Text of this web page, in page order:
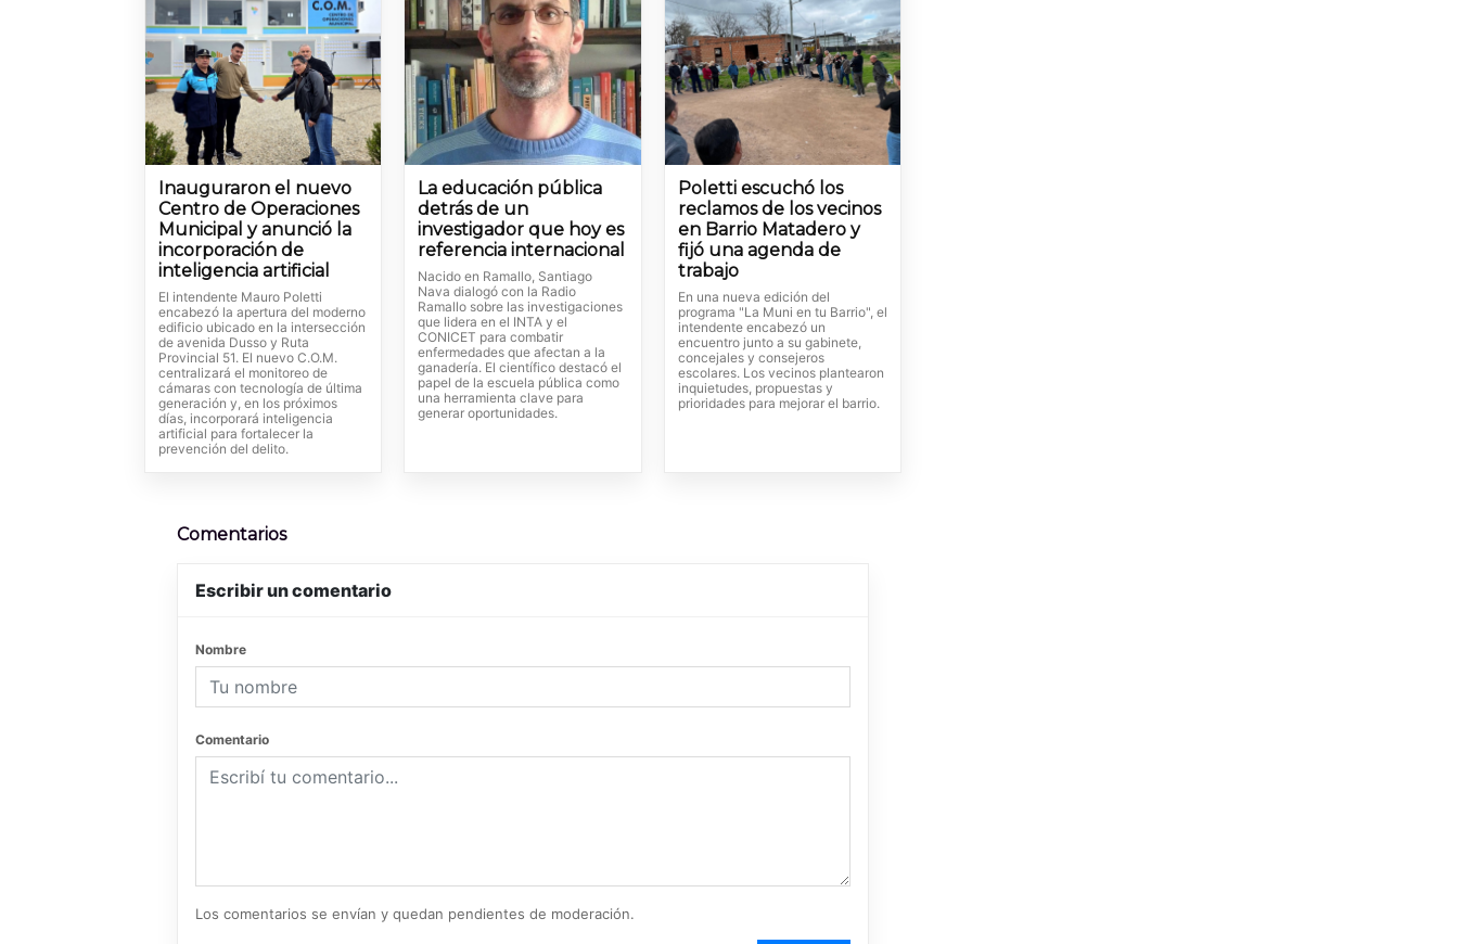
Inauguraron el nuevo
Centro de Operaciones
Municipal y anunció la
incorporación de
inteligencia artificial
El intendente Mauro Poletti
encabezó la apertura del moderno
edificio ubicado en la intersección
de avenida Dusso y Ruta
Provincial 51. El nuevo C.O.M.
centralizará el monitoreo de
cámaras con tecnología de última
generación y, en los próximos
días, incorporará inteligencia
artificial para fortalecer la
prevención del delito.
La educación pública
detrás de un
investigador que hoy es
referencia internacional
Nacido en Ramallo, Santiago
Nava dialogó con la Radio
Ramallo sobre las investigaciones
que lidera en el INTA y el
CONICET para combatir
enfermedades que afectan a la
ganadería. El científico destacó el
papel de la escuela pública como
una herramienta clave para
generar oportunidades.
Poletti escuchó los
reclamos de los vecinos
en Barrio Matadero y
fijó una agenda de
trabajo
En una nueva edición del
programa "La Muni en tu Barrio", el
intendente encabezó un
encuentro junto a su gabinete,
concejales y consejeros
escolares. Los vecinos plantearon
inquietudes, propuestas y
prioridades para mejorar el barrio.
Comentarios
Escribir un comentario
Nombre
Comentario
Los comentarios se envían y quedan pendientes de moderación.